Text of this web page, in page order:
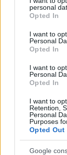
grant or deny
use your data
consent section.
personal
Opted In
I want to
Personal
Opted In
I want to
Personal
Opted In
I want to
Retention,
Personal
Purposes
Opted Out
Google